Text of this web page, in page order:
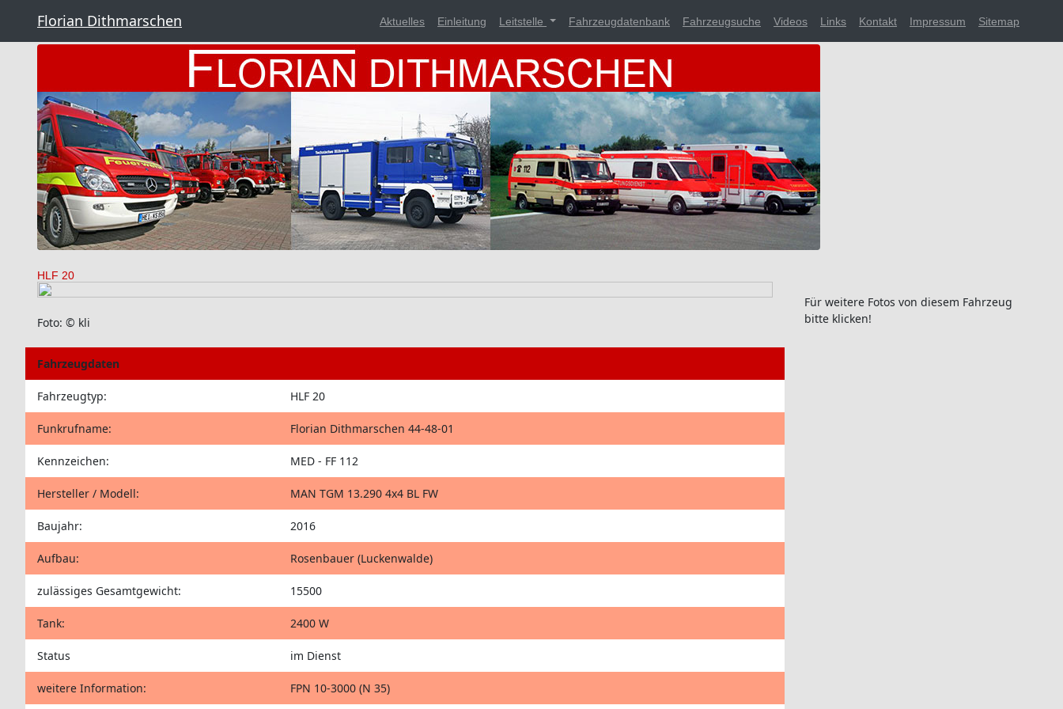
Florian Dithmarschen Aktuelles Einleitung Leitstelle Fahrzeugdatenbank Fahrzeugsuche Videos Links Kontakt Impressum Sitemap
HLF 20
Foto: © kli
Fahrzeugdaten
Fahrzeugtyp: HLF 20
Funkrufname: Florian Dithmarschen 44-48-01
Kennzeichen: MED - FF 112
Hersteller / Modell: MAN TGM 13.290 4x4 BL FW
Baujahr: 2016
Aufbau: Rosenbauer (Luckenwalde)
zulässiges Gesamtgewicht: 15500
Tank: 2400 W
Status im Dienst
weitere Information: FPN 10-3000 (N 35)
Für weitere Fotos von diesem Fahrzeug
bitte klicken!